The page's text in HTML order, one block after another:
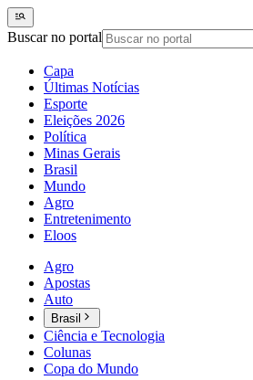
Buscar no portal
Capa
Últimas Notícias
Esporte
Eleições 2026
Política
Minas Gerais
Brasil
Mundo
Agro
Entretenimento
Eloos
Agro
Apostas
Auto
Brasil
Ciência e Tecnologia
Colunas
Copa do Mundo